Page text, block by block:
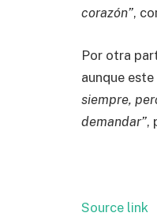
corazón”,
Por otra
aunque
siempre,
demandar”,
Source link